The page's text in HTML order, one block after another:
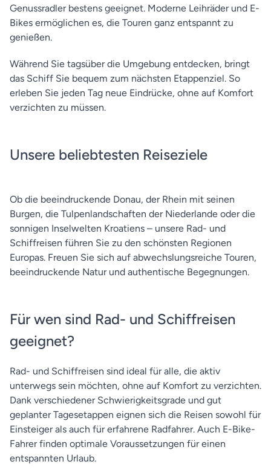
Genussradler bestens geeignet. Moderne Leihräder und E-
Bikes ermöglichen es, die Touren ganz entspannt zu
genießen.
Während Sie tagsüber die Umgebung entdecken, bringt
das Schiff Sie bequem zum nächsten Etappenziel. So
erleben Sie jeden Tag neue Eindrücke, ohne auf Komfort
verzichten zu müssen.
Unsere beliebtesten Reiseziele
Ob die beeindruckende Donau, der Rhein mit seinen
Burgen, die Tulpenlandschaften der Niederlande oder die
sonnigen Inselwelten Kroatiens – unsere Rad- und
Schiffreisen führen Sie zu den schönsten Regionen
Europas. Freuen Sie sich auf abwechslungsreiche Touren,
beeindruckende Natur und authentische Begegnungen.
Für wen sind Rad- und Schiffreisen
geeignet?
Rad- und Schiffreisen sind ideal für alle, die aktiv
unterwegs sein möchten, ohne auf Komfort zu verzichten.
Dank verschiedener Schwierigkeitsgrade und gut
geplanter Tagesetappen eignen sich die Reisen sowohl für
Einsteiger als auch für erfahrene Radfahrer. Auch E-Bike-
Fahrer finden optimale Voraussetzungen für einen
entspannten Urlaub.